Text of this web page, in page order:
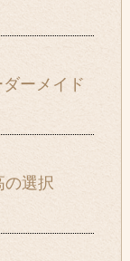
ーメイド
の選択